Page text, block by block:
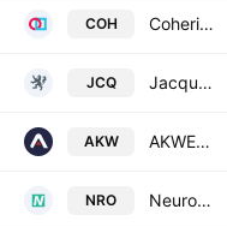
COH Coheris SA
JCQ Jacquet Metals SA
AKW AKWEL SA
NRO Neurones SA